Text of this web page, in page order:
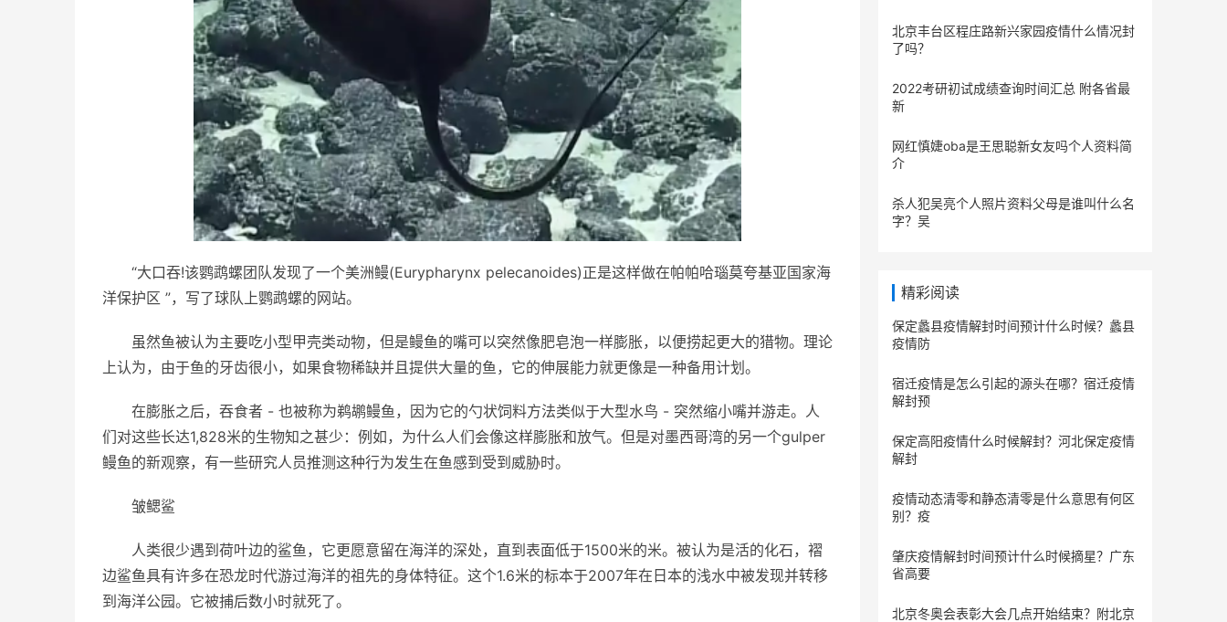
“大口吞!该鹦鹉螺团队发现了一个美洲鳗(Eurypharynx pelecanoides)正是这样做在帕帕哈瑙莫夸基亚国家海
洋保护区 ”，写了球队上鹦鹉螺的网站。
虽然鱼被认为主要吃小型甲壳类动物，但是鳗鱼的嘴可以突然像肥皂泡一样膨胀，以便捞起更大的猎物。理论
上认为，由于鱼的牙齿很小，如果食物稀缺并且提供大量的鱼，它的伸展能力就更像是一种备用计划。
在膨胀之后，吞食者 - 也被称为鹈鹕鳗鱼，因为它的勺状饲料方法类似于大型水鸟 - 突然缩小嘴并游走。人
们对这些长达1,828米的生物知之甚少：例如，为什么人们会像这样膨胀和放气。但是对墨西哥湾的另一个gulper
鳗鱼的新观察，有一些研究人员推测这种行为发生在鱼感到受到威胁时。
皱鳃鲨
人类很少遇到荷叶边的鲨鱼，它更愿意留在海洋的深处，直到表面低于1500米的米。被认为是活的化石，褶
边鲨鱼具有许多在恐龙时代游过海洋的祖先的身体特征。这个1.6米的标本于2007年在日本的浅水中被发现并转移
到海洋公园。它被捕后数小时就死了。
北京丰台区程庄路新兴家园疫情什么情况封
了吗？
2022考研初试成绩查询时间汇总 附各省最
新
网红慎婕oba是王思聪新女友吗个人资料简
介
杀人犯吴亮个人照片资料父母是谁叫什么名
字？吴
精彩阅读
保定蠡县疫情解封时间预计什么时候？蠡县
疫情防
宿迁疫情是怎么引起的源头在哪？宿迁疫情
解封预
保定​高阳疫情什么时候解封？河北保定疫情
解封
疫情动态清零和静态清零是什么意思有何区
别？疫
肇庆疫情解封时间预计什么时候摘星？广东
省高要
北京冬奥会表彰大会几点开始结束？附北京